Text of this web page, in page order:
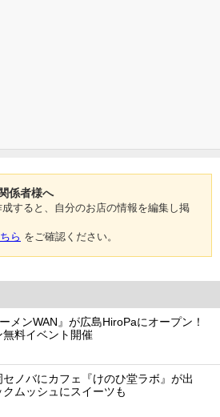
係者様へ
すると、自分のお店の情報を編集し掲
ら をご確認ください。
メンWAN』が広島HiroPaにオープン！
料イベント開催
ノバにカフェ『けのひ堂ラボ』が出
ムッシュにスイーツも